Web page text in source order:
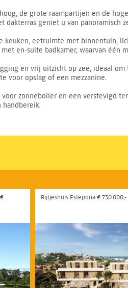
de grote raampartijen en de
geniet u van panoramisch
eetruimte met binnentuin,
en-suite badkamer, waarvan één
en vrij uitzicht op zee, ideaal om
voor opslag of een mezzanine.
zonneboiler en een verstevigd
handbereik.
Rijtjeshuis Estepona € 730.000,-